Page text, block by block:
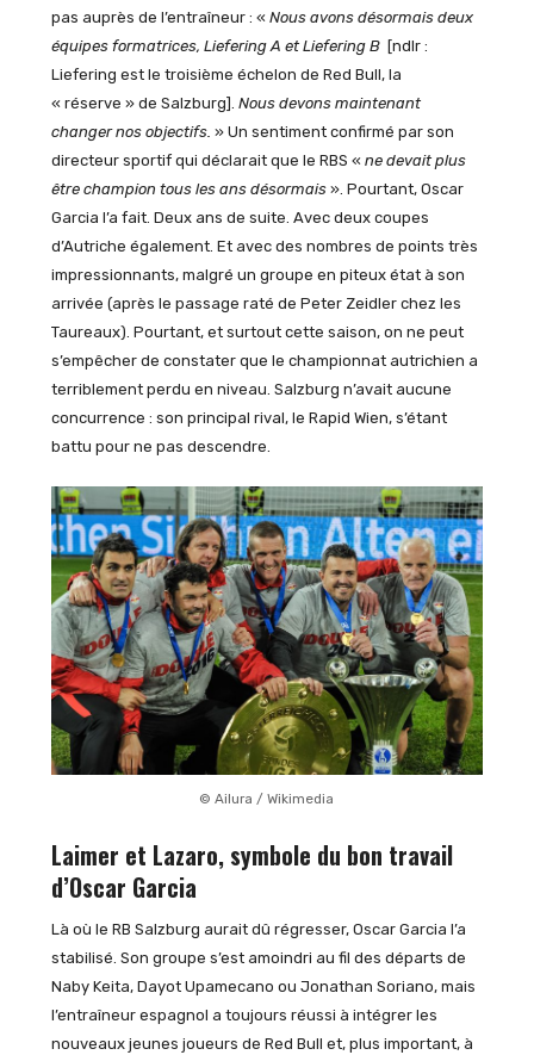
pas auprès de l’entraîneur : « Nous avons désormais deux
équipes formatrices, Liefering A et Liefering B [ndlr :
Liefering est le troisième échelon de Red Bull, la
« réserve » de Salzburg]. Nous devons maintenant
changer nos objectifs. » Un sentiment confirmé par son
directeur sportif qui déclarait que le RBS « ne devait plus
être champion tous les ans désormais». Pourtant, Oscar
Garcia l’a fait. Deux ans de suite. Avec deux coupes
d’Autriche également. Et avec des nombres de points très
impressionnants, malgré un groupe en piteux état à son
arrivée (après le passage raté de Peter Zeidler chez les
Taureaux). Pourtant, et surtout cette saison, on ne peut
s’empêcher de constater que le championnat autrichien a
terriblement perdu en niveau. Salzburg n’avait aucune
concurrence : son principal rival, le Rapid Wien, s’étant
battu pour ne pas descendre.
© Ailura / Wikimedia
Laimer et Lazaro, symbole du bon travail
d’Oscar Garcia
Là où le RB Salzburg aurait dû régresser, Oscar Garcia l’a
stabilisé. Son groupe s’est amoindri au fil des départs de
Naby Keita, Dayot Upamecano ou Jonathan Soriano, mais
l’entraîneur espagnol a toujours réussi à intégrer les
nouveaux jeunes joueurs de Red Bull et, plus important, à